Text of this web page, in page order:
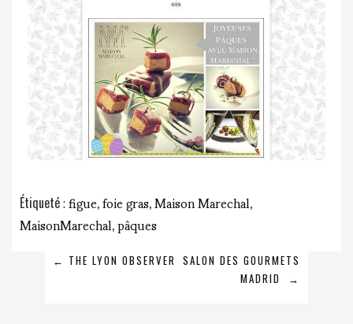
Étiqueté figue,foie gras,Maison Marechal,
MaisonMarechal,pâques
NAVIGATION
← THE LYON OBSERVER
SALON DES GOURMETS
MADRID →